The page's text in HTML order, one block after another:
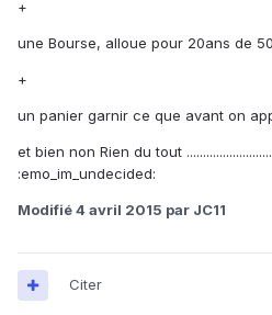
+
une Bourse, alloue pour 20ans de
+
un panier garnir ce que avant on
et bien non Rien du tout
:emo_im_undecided:
Modifié4 avril 2015 par JC11
Citer